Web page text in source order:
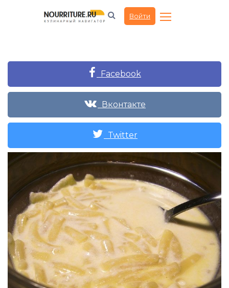
Войти
Facebook
Вконтакте
Twitter